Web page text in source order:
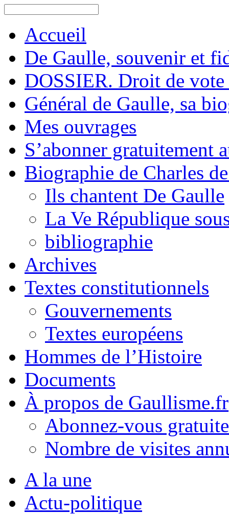
Accueil
De Gaulle, souvenir et
DOSSIER. Droit de vote
Général de Gaulle, sa
Mes ouvrages
S’abonner gratuitement
Biographie de Charles
Ils chantent De Gaulle
La Ve République
bibliographie
Archives
Textes constitutionnels
Gouvernements
Textes européens
Hommes de l’Histoire
Documents
À propos de Gaullisme.fr
Abonnez-vous
Nombre de visites
A la une
Actu-politique